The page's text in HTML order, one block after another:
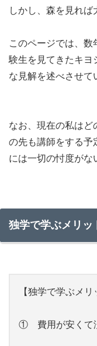
しかし、森を見れば
このページでは、数
験生を見てきたキヨ
な見解を述べさせて
なお、現在の私はど
の先も講師をする予
には一切の忖度がな
独学で学ぶメリッ
【独学で学ぶメリ
① 費用が安くて